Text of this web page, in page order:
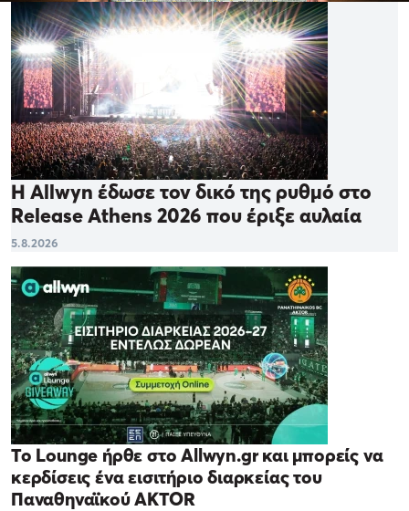
Η Allwyn έδωσε τον δικό της ρυθμό στο
Release Athens 2026 που έριξε αυλαία
5.8.2026
Το Lounge ήρθε στο Allwyn.gr και μπορείς να
κερδίσεις ένα εισιτήριο διαρκείας του
Παναθηναϊκού AKTOR